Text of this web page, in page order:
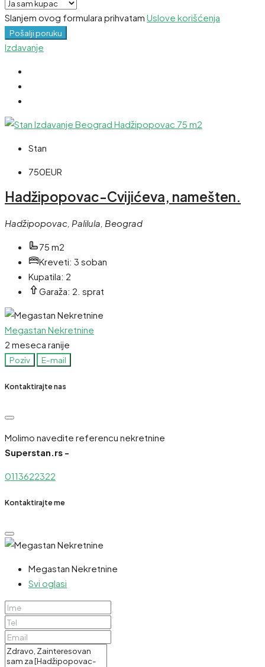
Slanjem ovog formulara prihvatam Uslove korišćenja
Pošalji poruku
Izdavanje
Stan
750EUR
Hadžipopovac-Cvijićeva, namešten.
Hadžipopovac, Palilula, Beograd
75 m2
Kreveti: 3 soban
Kupatila: 2
Garaža: 2. sprat
Megastan Nekretnine
2 meseca ranije
Poziv E-mail
Kontaktirajte nas
Molimo navedite referencu nekretnine
Superstan.rs -
0113622322
Kontaktirajte me
Megastan Nekretnine
Svi oglasi